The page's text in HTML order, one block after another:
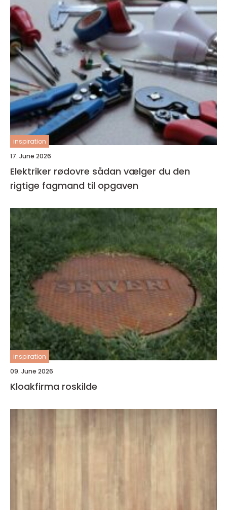
inspiration
17. June 2026
Elektriker rødovre sådan vælger du den
rigtige fagmand til opgaven
inspiration
09. June 2026
Kloakfirma roskilde